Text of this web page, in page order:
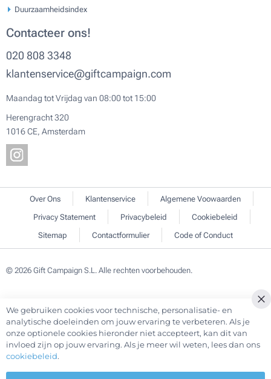
Duurzaamheidsindex
Contacteer ons!
020 808 3348
klantenservice@giftcampaign.com
Maandag tot Vrijdag van 08:00 tot 15:00
Herengracht 320
1016 CE, Amsterdam
Over Ons Klantenservice
Algemene Voowaarden
Privacy Statement
Privacybeleid
Cookiebeleid
Sitemap
Contactformulier Code of Conduct
© 2026 Gift Campaign S.L. Alle rechten voorbehouden.
We gebruiken cookies voor technische, personalisatie- en
analytische doeleinden om jouw ervaring te verbeteren. Als je
onze optionele cookies hieronder niet accepteert, kan dit van
invloed zijn op jouw ervaring. Als je meer wil weten, lees dan ons
cookiebeleid.